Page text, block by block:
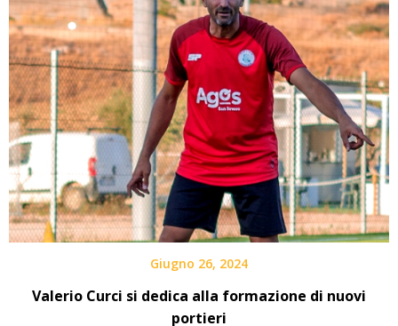
Giugno 26, 2024
Valerio Curci si dedica alla formazione di nuovi
portieri